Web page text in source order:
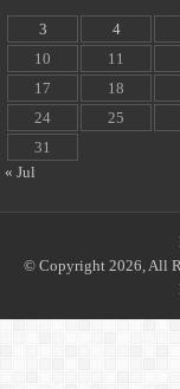
3
4
10
11
17
18
24
25
31
« Jul
© Copyright 2026, All